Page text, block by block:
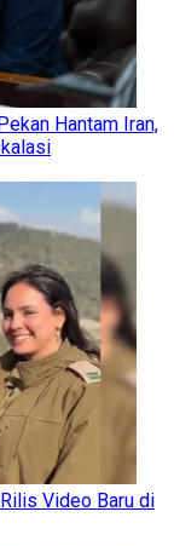
Hantam Iran,
Video Baru di